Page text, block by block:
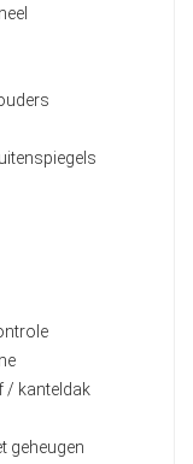
/ kanteldak
geheugen